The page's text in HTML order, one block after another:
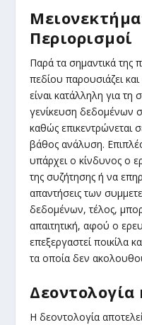
Περιορισμοί
Παρά τα σημαντικά της
πεδίου παρουσιάζει
είναι κατάλληλη για τη
γενίκευση δεδομένων
καθώς επικεντρώνεται
βάθος ανάλυση.
υπάρχει ο κίνδυνος ο
της συζήτησης ή να
απαντήσεις των
δεδομένων, τέλος,
απαιτητική, αφού ο
επεξεργαστεί ποικίλα
τα οποία δεν
Δεοντολογία
Η δεοντολογία